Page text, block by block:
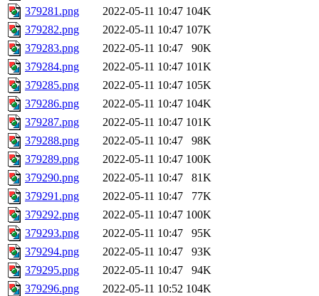
379281.png
2022-05-11 10:47 104K
379282.png
2022-05-11 10:47 107K
379283.png
2022-05-11 10:47
90K
379284.png
2022-05-11 10:47 101K
379285.png
2022-05-11 10:47 105K
379286.png
2022-05-11 10:47 104K
379287.png
2022-05-11 10:47 101K
379288.png
2022-05-11 10:47
98K
379289.png
2022-05-11 10:47 100K
379290.png
2022-05-11 10:47
81K
379291.png
2022-05-11 10:47
77K
379292.png
2022-05-11 10:47 100K
379293.png
2022-05-11 10:47
95K
379294.png
2022-05-11 10:47
93K
379295.png
2022-05-11 10:47
94K
379296.png
2022-05-11 10:52 104K